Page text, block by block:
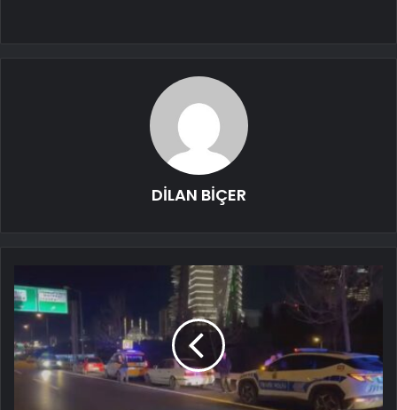
DİLAN BİÇER